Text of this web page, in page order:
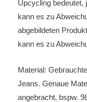
Upcycling bedeutet,
kann es zu
abgebildeten
kann es zu
Material:
Jeans. Genaue
angebracht, bspw.